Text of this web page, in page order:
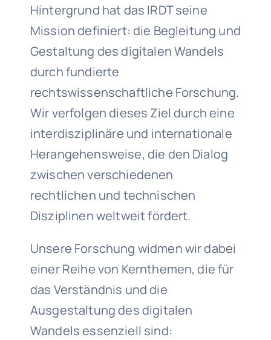
Hintergrund hat das IRDT seine
Mission definiert: die Begleitung und
Gestaltung des digitalen Wandels
durch fundierte
rechtswissenschaftliche Forschung.
Wir verfolgen dieses Ziel durch eine
interdisziplinäre und internationale
Herangehensweise, die den Dialog
zwischen verschiedenen
rechtlichen und technischen
Disziplinen weltweit fördert.
Unsere Forschung widmen wir dabei
einer Reihe von Kernthemen, die für
das Verständnis und die
Ausgestaltung des digitalen
Wandels essenziell sind: